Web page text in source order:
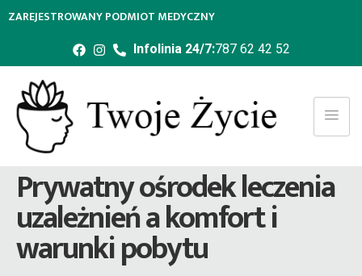
ZAREJESTROWANY PODMIOT MEDYCZNY
Infolinia 24/7:787 62 42 52
Prywatny ośrodek leczenia
uzależnień a komfort i
warunki pobytu